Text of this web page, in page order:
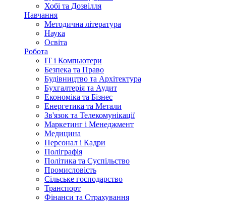
Хобі та Дозвілля
Навчання
Методична література
Наука
Освіта
Робота
IT і Компьютери
Безпека та Право
Будівництво та Архітектура
Бухгалтерія та Аудит
Економіка та Бізнес
Енергетика та Метали
Зв'язок та Телекомунікації
Маркетинг і Менеджмент
Медицина
Персонал і Кадри
Поліграфія
Політика та Суспільство
Промисловість
Сільське господарство
Транспорт
Фінанси та Страхування